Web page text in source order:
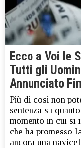
Ecco a Voi le
Tutti gli
Annunciato
Più di cosi non
sentenza su
momento in cui si
che ha promesso
ancora una